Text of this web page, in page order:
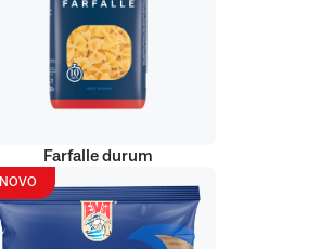
Farfalle durum
NOVO